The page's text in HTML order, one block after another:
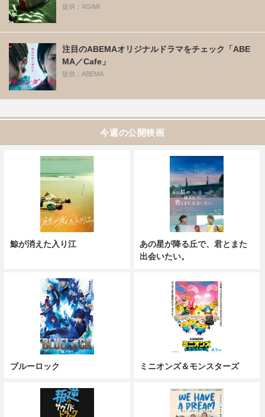
提供：XGIMI
注目のABEMAオリジナルドラマをチェック「ABE
MA／Cafe」
提供：ABEMA
今週の公開映画
鯨が消えた入り江
あの星が降る丘で、君とまた
出会いたい。
ブルーロック ミニオンズ＆モンスターズ